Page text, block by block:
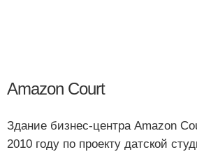
Amazon Court
Здание бизнес-центра Amazon
2010 году по проекту датской